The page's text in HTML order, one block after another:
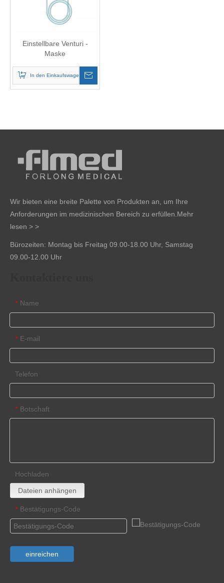
Einstellbare Venturi -
Maske
In den Einkaufswagen
Wir bieten eine breite Palette von Produkten an, um Ihre
Anforderungen im medizinischen Bereich zu erfüllen. Mehr
lesen > >
Bürozeiten: Montag bis Freitag 09.00-18.00 Uhr, Samstag
09.00-12.00 Uhr
* Name
* E-mail
Telefon
* Botschaft
Hochladen
Dateien anhängen
* Bestätigungs-Code
einreichen